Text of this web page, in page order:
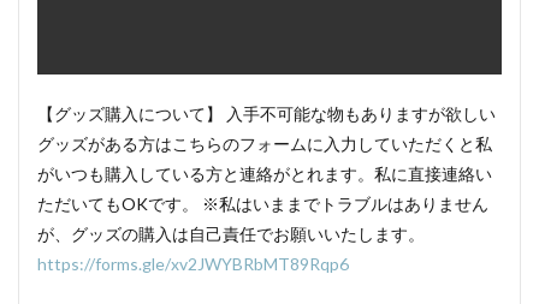
【グッズ購入について】 入手不可能な物もありますが欲しい
グッズがある方はこちらのフォームに入力していただくと私
がいつも購入している方と連絡がとれます。私に直接連絡い
ただいてもOKです。 ※私はいままでトラブルはありません
が、グッズの購入は自己責任でお願いいたします。
https://forms.gle/xv2JWYBRbMT89Rqp6